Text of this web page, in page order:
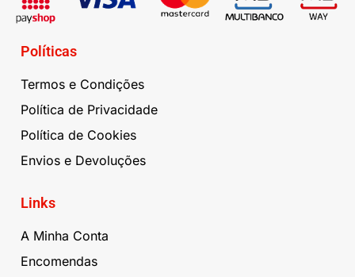
Políticas
Termos e Condições
Política de Privacidade
Política de Cookies
Envios e Devoluções
Links
A Minha Conta
Encomendas